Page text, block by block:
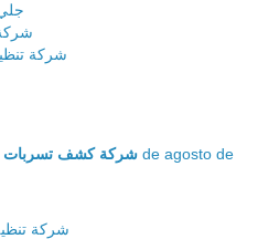
شركة
شركة كشف تسربات
شركة